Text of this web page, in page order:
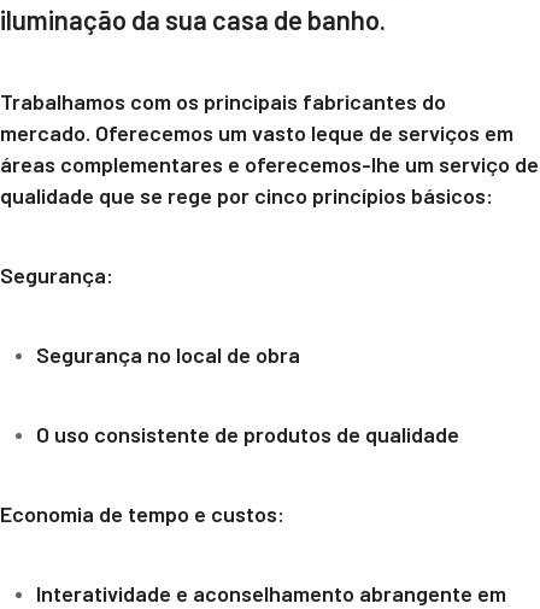
iluminação da sua casa de banho.
Trabalhamos com os principais fabricantes do
mercado. Oferecemos um vasto leque de serviços em
áreas complementares e oferecemos-lhe um serviço de
qualidade que se rege por cinco princípios básicos:
Segurança:
Segurança no local de obra
O uso consistente de produtos de qualidade
Economia de tempo e custos:
Interatividade e aconselhamento abrangente em